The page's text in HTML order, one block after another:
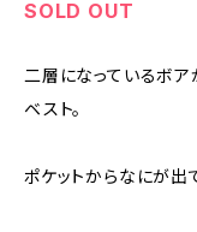
SOLD OUT
二層になっているボ
ベスト。
ポケットからなにが出